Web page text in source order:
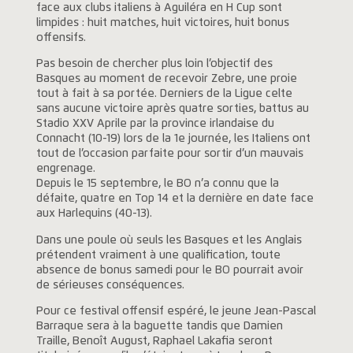
face aux clubs italiens à Aguiléra en H Cup sont
limpides : huit matches, huit victoires, huit bonus
offensifs.
Pas besoin de chercher plus loin l’objectif des
Basques au moment de recevoir Zebre, une proie
tout à fait à sa portée. Derniers de la Ligue celte
sans aucune victoire après quatre sorties, battus au
Stadio XXV Aprile par la province irlandaise du
Connacht (10-19) lors de la 1e journée, les Italiens ont
tout de l’occasion parfaite pour sortir d’un mauvais
engrenage.
Depuis le 15 septembre, le BO n’a connu que la
défaite, quatre en Top 14 et la dernière en date face
aux Harlequins (40-13).
Dans une poule où seuls les Basques et les Anglais
prétendent vraiment à une qualification, toute
absence de bonus samedi pour le BO pourrait avoir
de sérieuses conséquences.
Pour ce festival offensif espéré, le jeune Jean-Pascal
Barraque sera à la baguette tandis que Damien
Traille, Benoît August, Raphael Lakafia seront